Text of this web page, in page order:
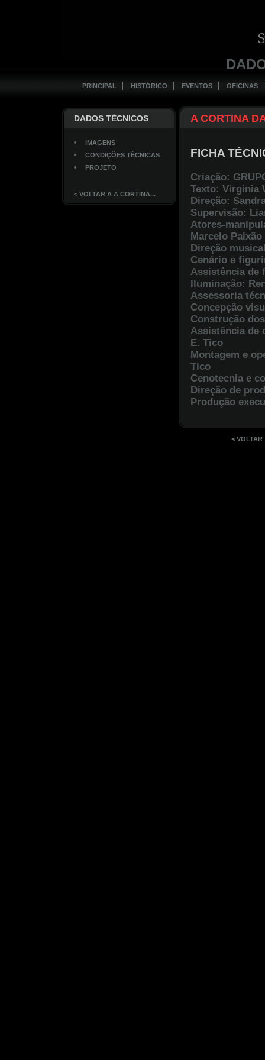
PRINCIPAL HISTÓRICO EVENTOS OFICINAS
DADOS TÉCNICOS
IMAGENS
CONDIÇÕES TÉCNICAS
PROJETO
< VOLTAR A A CORTINA...
A CORTINA
FICHA
Criação:
Texto: Virginia
Direção:
Supervisão:
Atores-
Marcelo
Direção
Cenário e
Assistência de
Iluminação:
Assessoria
Concepção
Construção
Assistência de
E. Tico
Montagem e
Tico
Cenotecnia e
Direção de
Produção
< VOLTAR